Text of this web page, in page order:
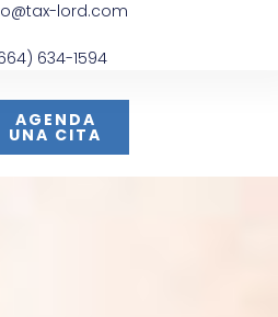
lord.com
634-1594
AGENDA
UNA CITA